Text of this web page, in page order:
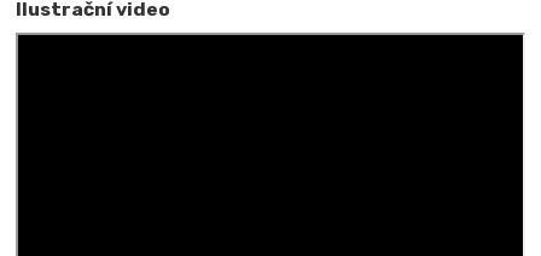
Ilustrační video